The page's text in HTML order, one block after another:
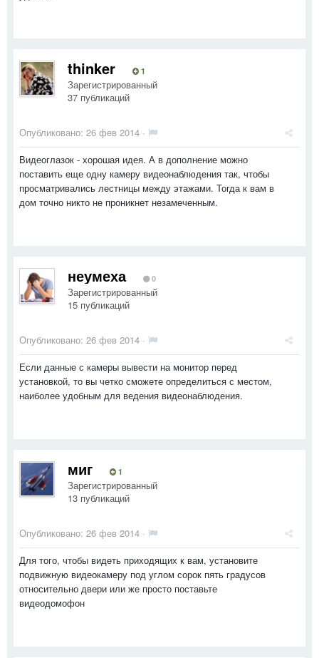
thinker 1
Зарегистрированный
37 публикаций
Опубликовано: 26 фев 2014 ·
Видеоглазок - хорошая идея. А в дополнение можно
поставить еще одну камеру видеонаблюдения так, чтобы
просматривались лестницы между этажами. Тогда к вам в
дом точно никто не проникнет незамеченным.
неумеха 0
Зарегистрированный
15 публикаций
Опубликовано: 26 фев 2014 ·
Если данные с камеры вывести на монитор перед
установкой, то вы четко сможете определиться с местом,
наиболее удобным для ведения видеонаблюдения.
миг 1
Зарегистрированный
13 публикаций
Опубликовано: 26 фев 2014 ·
Для того, чтобы видеть приходящих к вам, установите
подвижную видеокамеру под углом сорок пять градусов
относительно двери или же просто поставьте
видеодомофон